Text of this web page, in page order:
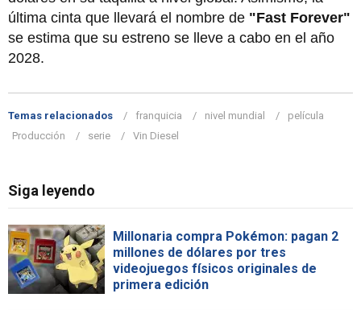
última cinta que llevará el nombre de "Fast Forever"
se estima que su estreno se lleve a cabo en el año
2028.
Temas relacionados franquicia nivel mundial
película
Producción
serie Vin Diesel
Siga leyendo
Millonaria compra Pokémon: pagan 2
millones de dólares por tres
videojuegos físicos originales de
primera edición